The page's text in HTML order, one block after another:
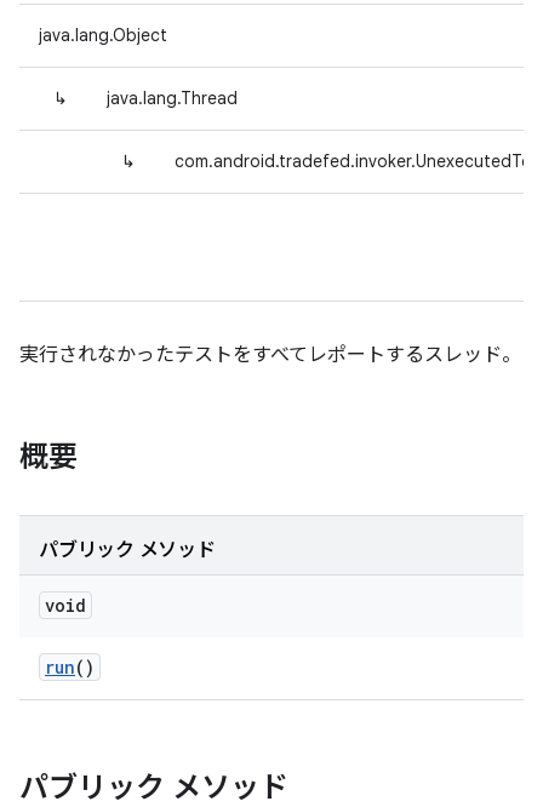
java.lang.Object
↳ java.lang.Thread
↳
実行されなかったテストをすべてレポートするスレッド。
概要
パブリック メソッド
void
run()
パブリック メソッド